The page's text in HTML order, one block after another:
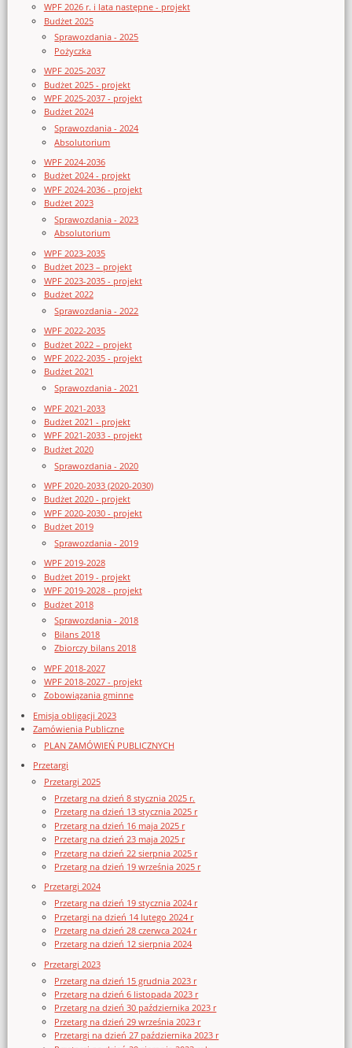
WPF 2026 r. i lata następne - projekt
Budżet 2025
Sprawozdania - 2025
Pożyczka
WPF 2025-2037
Budżet 2025 - projekt
WPF 2025-2037 - projekt
Budżet 2024
Sprawozdania - 2024
Absolutorium
WPF 2024-2036
Budżet 2024 - projekt
WPF 2024-2036 - projekt
Budżet 2023
Sprawozdania - 2023
Absolutorium
WPF 2023-2035
Budżet 2023 – projekt
WPF 2023-2035 - projekt
Budżet 2022
Sprawozdania - 2022
WPF 2022-2035
Budżet 2022 – projekt
WPF 2022-2035 - projekt
Budżet 2021
Sprawozdania - 2021
WPF 2021-2033
Budżet 2021 - projekt
WPF 2021-2033 - projekt
Budżet 2020
Sprawozdania - 2020
WPF 2020-2033 (2020-2030)
Budżet 2020 - projekt
WPF 2020-2030 - projekt
Budżet 2019
Sprawozdania - 2019
WPF 2019-2028
Budżet 2019 - projekt
WPF 2019-2028 - projekt
Budżet 2018
Sprawozdania - 2018
Bilans 2018
Zbiorczy bilans 2018
WPF 2018-2027
WPF 2018-2027 - projekt
Zobowiązania gminne
Emisja obligacji 2023
Zamówienia Publiczne
PLAN ZAMÓWIEŃ PUBLICZNYCH
Przetargi
Przetargi 2025
Przetarg na dzień 8 stycznia 2025 r.
Przetarg na dzień 13 stycznia 2025 r
Przetarg na dzień 16 maja 2025 r
Przetarg na dzień 23 maja 2025 r
Przetarg na dzień 22 sierpnia 2025 r
Przetarg na dzień 19 września 2025 r
Przetargi 2024
Przetarg na dzień 19 stycznia 2024 r
Przetargi na dzień 14 lutego 2024 r
Przetarg na dzień 28 czerwca 2024 r
Przetarg na dzień 12 sierpnia 2024
Przetargi 2023
Przetarg na dzień 15 grudnia 2023 r
Przetarg na dzień 6 listopada 2023 r
Przetarg na dzień 30 października 2023 r
Przetarg na dzień 29 września 2023 r
Przetargi na dzień 27 października 2023 r